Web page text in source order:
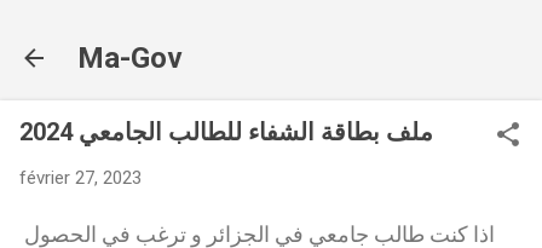
Ma-Gov
ملف بطاقة الشفاء للطالب الجامعي 2024
février 27, 2023
اذا كنت طالب جامعي في الجزائر و ترغب في الحصول